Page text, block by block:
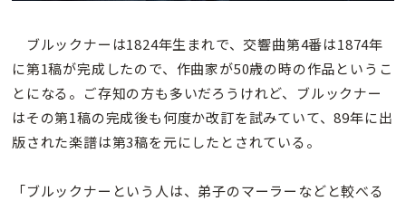
ブルックナーは1824年生まれで、交響曲第4番は1874年
に第1稿が完成したので、作曲家が50歳の時の作品というこ
とになる。ご存知の方も多いだろうけれど、ブルックナー
はその第1稿の完成後も何度か改訂を試みていて、89年に出
版された楽譜は第3稿を元にしたとされている。
「ブルックナーという人は、弟子のマーラーなどと較べる